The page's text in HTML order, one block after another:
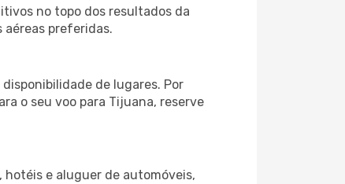
no topo dos resultados da
aéreas preferidas.
de lugares. Por
o seu voo para Tijuana, reserve
hotéis e aluguer de automóveis,